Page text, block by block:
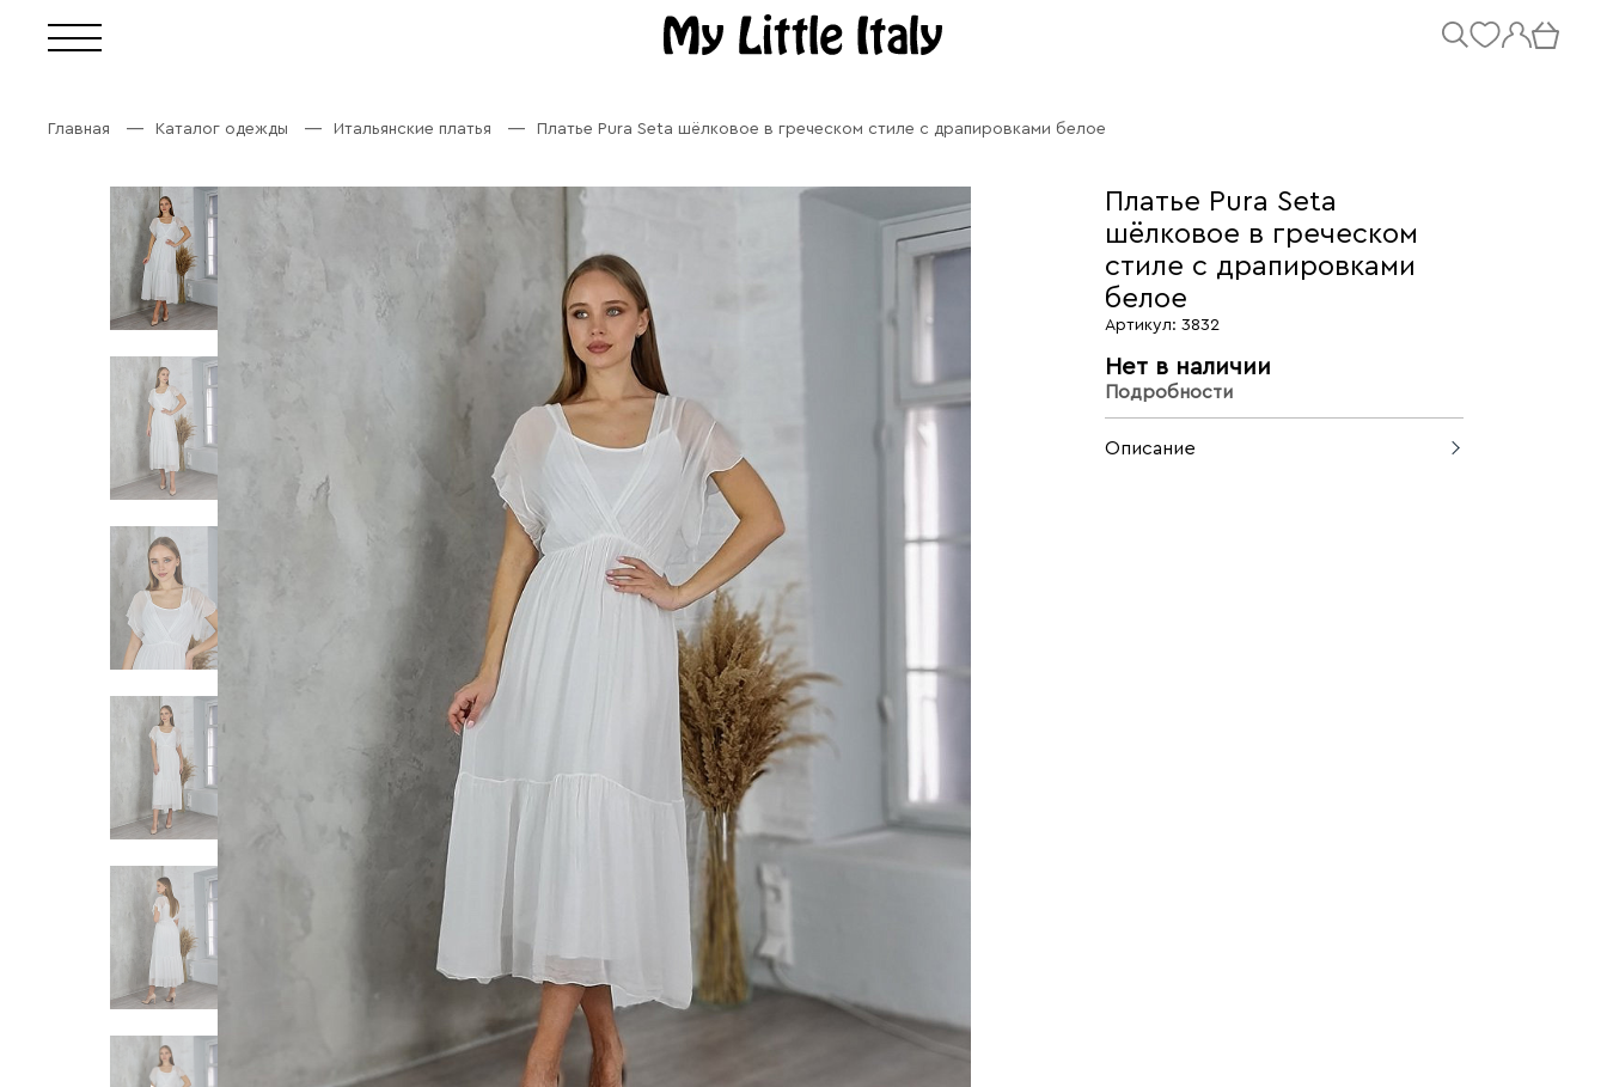
Главная Каталог одежды Итальянские платья Платье Pura Seta шёлковое в греческом стиле с драпировками белое
Платье Pura Seta
шёлковое в греческом
стиле с драпировками
белое
Артикул: 3832
Нет в наличии
Подробности
Описание